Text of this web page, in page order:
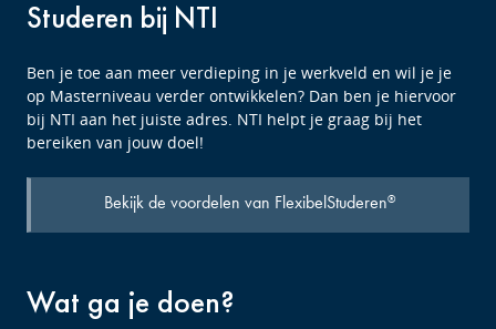
Studeren bij NTI
Ben je toe aan meer verdieping in je werkveld en wil je je
op Masterniveau verder ontwikkelen? Dan ben je hiervoor
bij NTI aan het juiste adres. NTI helpt je graag bij het
bereiken van jouw doel!
Bekijk de voordelen van FlexibelStuderen®
Wat ga je doen?